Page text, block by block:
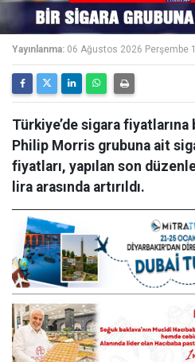
Yayınlanma: 06 Ağustos 2026 Perşembe
Türkiye’de sigara
Philip Morris grubuna ait
fiyatları, yapılan son
lira arasında artırıldı.